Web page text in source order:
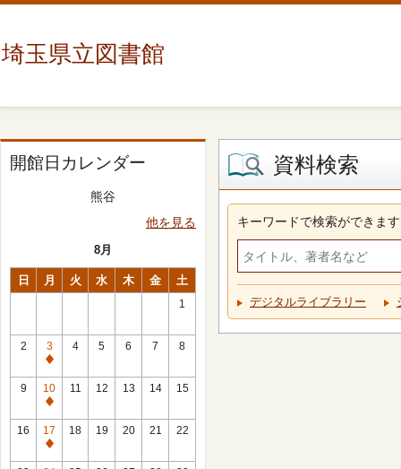
埼玉県立図書館
開館日カレンダー
熊谷
他を見る
8月
日 月 火 水 木 金 土
1
2
3
休
館
日
4 5 6 7 8
9
10
休
館
日
11 12 13 14 15
16
17
休
館
18 19 20 21 22
資料検索
キーワードで検索ができます
デジタルライブラリー